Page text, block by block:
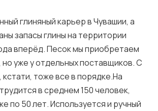
глиняный карьер в Чувашии, а
запасы глины на территории
вперёд. Песок мы приобретаем
уже у отдельных поставщиков. С
кстати, тоже все в порядке.На
в среднем 150 человек,
по 50 лет. Используется и ручный